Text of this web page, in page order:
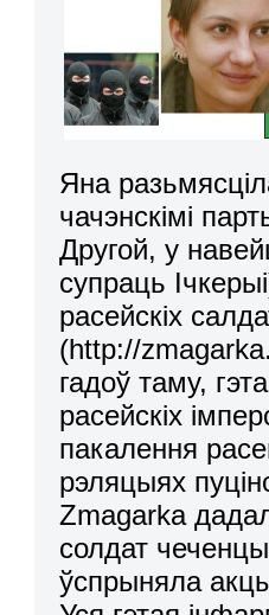
Яна
чачэнскімі
Другой, у
супраць
расейскіх
(http://zmagarka
гадоў таму,
расейскіх
пакалення
рэляцыях
Zmagarkaд
солдат
ўспрыняла